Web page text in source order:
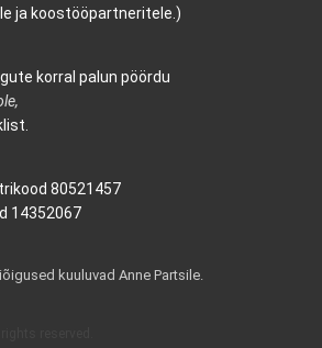
ja koostööpartneritele.)
korral palun pöördu
80521457
14352067
kuuluvad Anne Partsile.